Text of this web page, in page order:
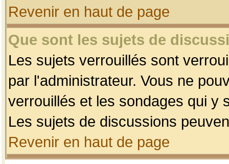
Revenir en haut de page
Que sont les sujets de
Les sujets verrouillés sont
par l'administrateur. Vous ne
verrouillés et les sondages qui y
Les sujets de discussions
Revenir en haut de page